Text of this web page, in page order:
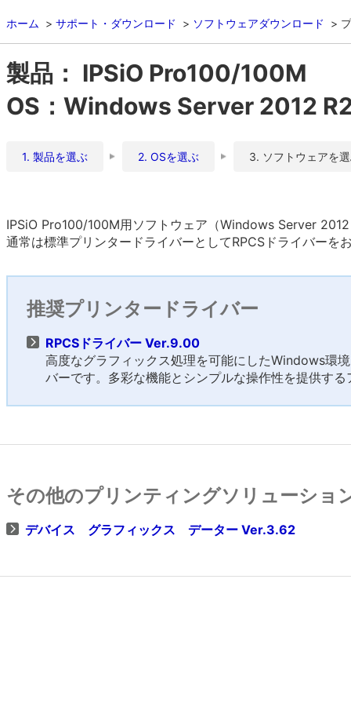
ホーム サポート・ダウンロード ソフトウェアダウンロード
製品： IPSiO Pro100/100M
OS：Windows Server 2012
1. 製品を選ぶ 2. OSを選ぶ 3. ソフトウェアを
IPSiO Pro100/100M用ソフトウェア（Windows Server
通常は標準プリンタードライバーとしてRPCSドライバーを
推奨プリンタードライバー
RPCSドライバー Ver.9.00
高度なグラフィックス処理を可能にしたWindows環
バーです。多彩な機能とシンプルな操作性を提供す
その他のプリンティングソリューショ
デバイス グラフィックス データー Ver.3.62